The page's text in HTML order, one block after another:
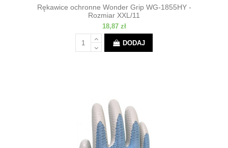
Rękawice ochronne Wonder Grip WG-1855HY -
Rozmiar XXL/11
18,87 zł
DODAJ